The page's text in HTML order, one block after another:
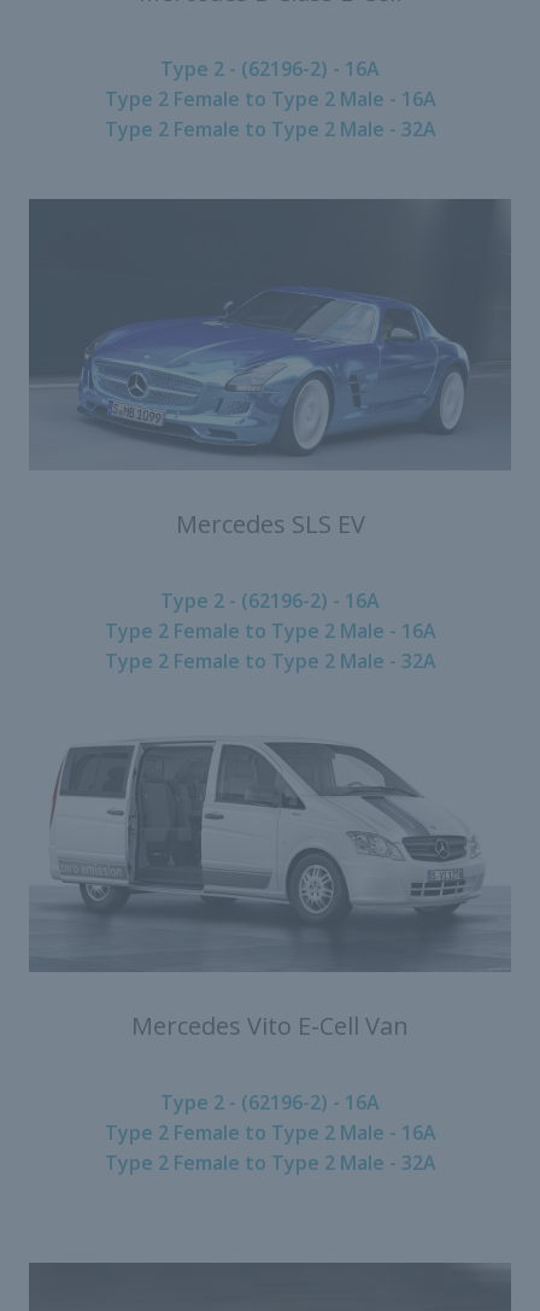
Type 2 - (62196-2) - 16A
Type 2 Female to Type 2 Male - 16A
Type 2 Female to Type 2 Male - 32A
Mercedes SLS EV
Type 2 - (62196-2) - 16A
Type 2 Female to Type 2 Male - 16A
Type 2 Female to Type 2 Male - 32A
Mercedes Vito E-Cell Van
Type 2 - (62196-2) - 16A
Type 2 Female to Type 2 Male - 16A
Type 2 Female to Type 2 Male - 32A